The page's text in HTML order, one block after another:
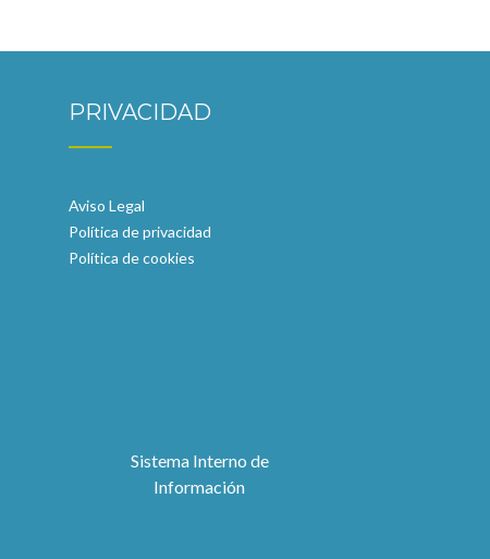
PRIVACIDAD
Aviso Legal
Política de privacidad
Política de cookies
Sistema Interno de
Información